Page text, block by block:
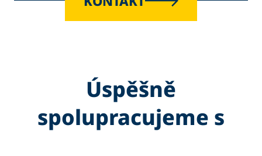
Úspěšně
spolupracujeme s